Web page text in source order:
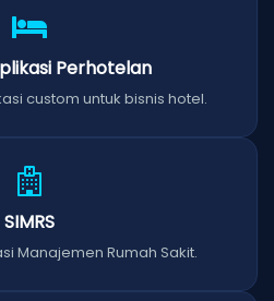
Perhotelan
custom untuk bisnis hotel.
SIMRS
Manajemen Rumah Sakit.